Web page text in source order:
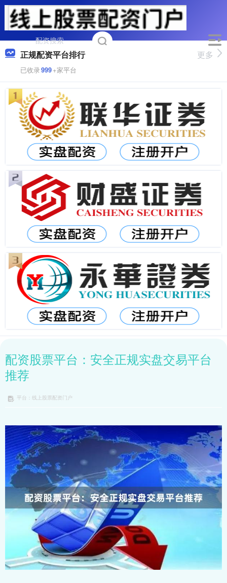
正规配资平台排行
已收录999+家平台
更多
配资股票平台：安全正规实盘交易平台
推荐
平台：线上股票配资门户